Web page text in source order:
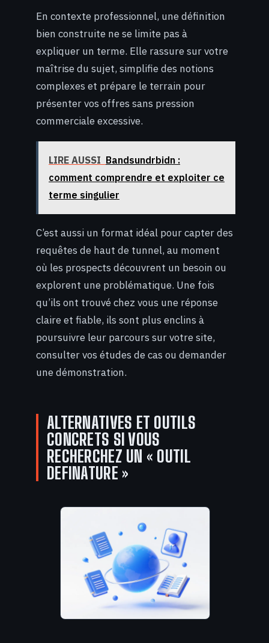
En contexte professionnel, une définition
bien construite ne se limite pas à
expliquer un terme. Elle rassure sur votre
maîtrise du sujet, simplifie des notions
complexes et prépare le terrain pour
présenter vos offres sans pression
commerciale excessive.
LIRE AUSSI Bandsundrbidn :
comment comprendre et exploiter ce
terme singulier
C’est aussi un format idéal pour capter des
requêtes de haut de tunnel, au moment
où les prospects découvrent un besoin ou
explorent une problématique. Une fois
qu’ils ont trouvé chez vous une réponse
claire et fiable, ils sont plus enclins à
poursuivre leur parcours sur votre site,
consulter vos études de cas ou demander
une démonstration.
ALTERNATIVES ET OUTILS
CONCRETS SI VOUS
RECHERCHEZ UN « OUTIL
DEFINATURE »